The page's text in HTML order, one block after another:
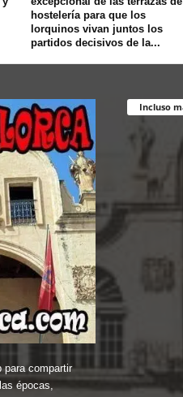
hostelería para que los
lorquinos vivan juntos los
partidos decisivos de la...
para compartir
épocas,
Incluso